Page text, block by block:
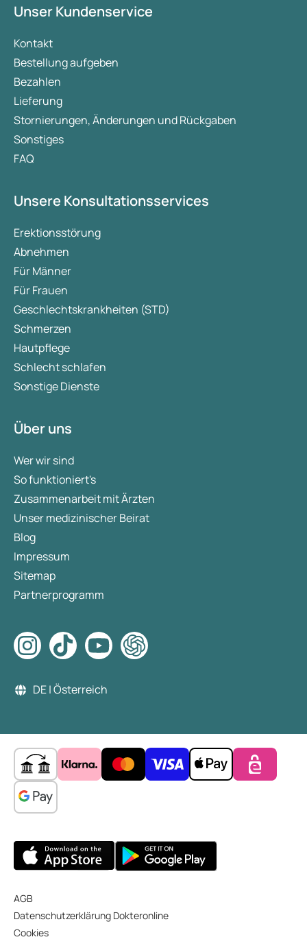
Unser Kundenservice
Kontakt
Bestellung aufgeben
Bezahlen
Lieferung
Stornierungen, Änderungen und Rückgaben
Sonstiges
FAQ
Unsere Konsultationsservices
Erektionsstörung
Abnehmen
Für Männer
Für Frauen
Geschlechtskrankheiten (STD)
Schmerzen
Hautpflege
Schlecht schlafen
Sonstige Dienste
Über uns
Wer wir sind
So funktioniert's
Zusammenarbeit mit Ärzten
Unser medizinischer Beirat
Blog
Impressum
Sitemap
Partnerprogramm
DE | Österreich
AGB
Datenschutzerklärung Dokteronline
Cookies